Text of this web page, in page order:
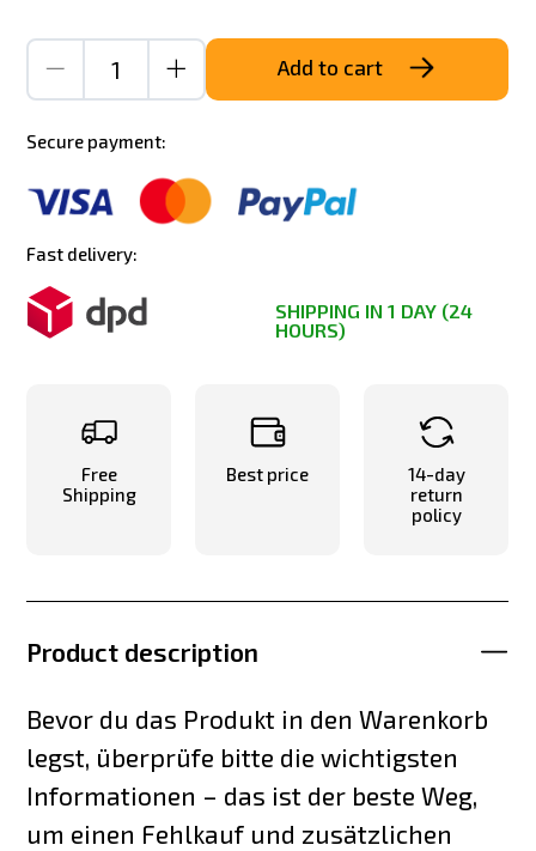
Add to cart
Secure payment:
Fast delivery:
SHIPPING IN 1 DAY (24
HOURS)
Free
Shipping
Best price
14-day
return
policy
Product description
Bevor du das Produkt in den Warenkorb
legst, überprüfe bitte die wichtigsten
Informationen – das ist der beste Weg,
um einen Fehlkauf und zusätzlichen